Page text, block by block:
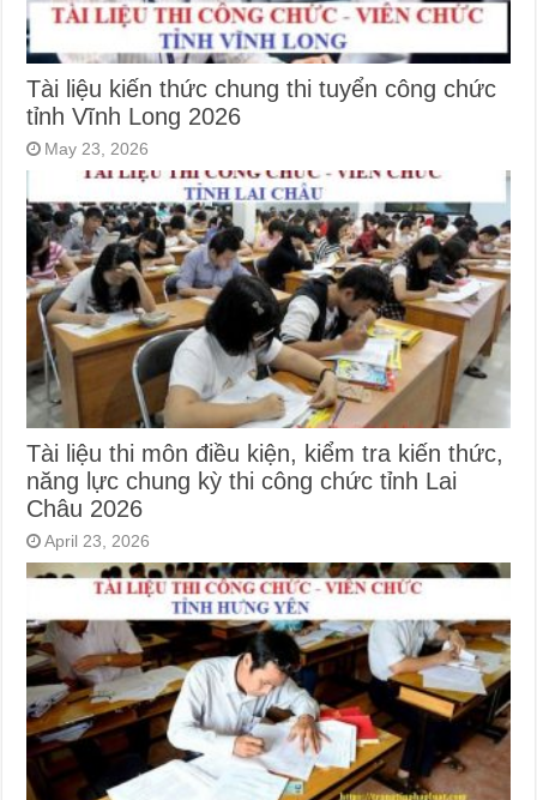
Tài liệu kiến thức chung thi tuyển công chức
tỉnh Vĩnh Long 2026
May 23, 2026
Tài liệu thi môn điều kiện, kiểm tra kiến thức,
năng lực chung kỳ thi công chức tỉnh Lai
Châu 2026
April 23, 2026